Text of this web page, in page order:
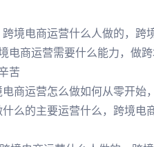
境电商运营什么人做的，跨
电商运营需要什么能力，做
苦
商运营怎么做如何从零开始
么的主要运营什么，跨境电